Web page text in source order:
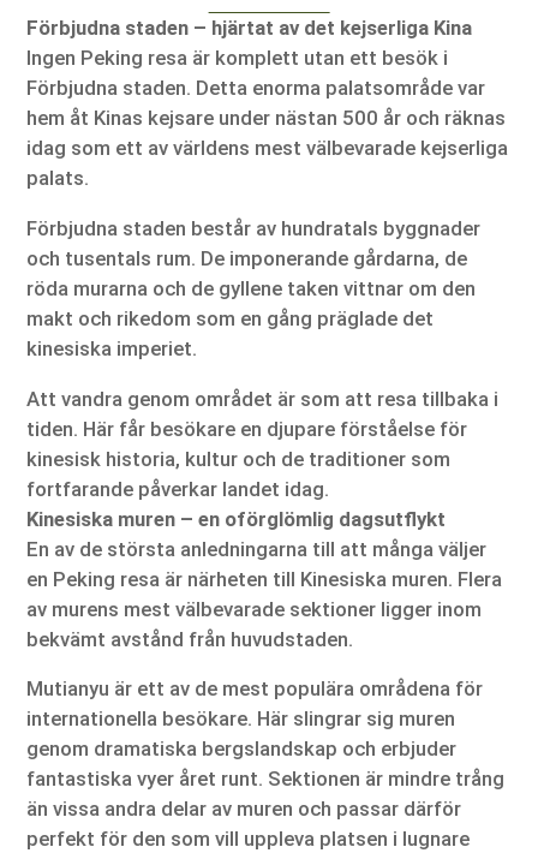
Förbjudna staden – hjärtat av det kejserliga Kina
Ingen Peking resa är komplett utan ett besök i
Förbjudna staden. Detta enorma palatsområde var
hem åt Kinas kejsare under nästan 500 år och räknas
idag som ett av världens mest välbevarade kejserliga
palats.
Förbjudna staden består av hundratals byggnader
och tusentals rum. De imponerande gårdarna, de
röda murarna och de gyllene taken vittnar om den
makt och rikedom som en gång präglade det
kinesiska imperiet.
Att vandra genom området är som att resa tillbaka i
tiden. Här får besökare en djupare förståelse för
kinesisk historia, kultur och de traditioner som
fortfarande påverkar landet idag.
Kinesiska muren – en oförglömlig dagsutflykt
En av de största anledningarna till att många väljer
en Peking resa är närheten till Kinesiska muren. Flera
av murens mest välbevarade sektioner ligger inom
bekvämt avstånd från huvudstaden.
Mutianyu är ett av de mest populära områdena för
internationella besökare. Här slingrar sig muren
genom dramatiska bergslandskap och erbjuder
fantastiska vyer året runt. Sektionen är mindre trång
än vissa andra delar av muren och passar därför
perfekt för den som vill uppleva platsen i lugnare